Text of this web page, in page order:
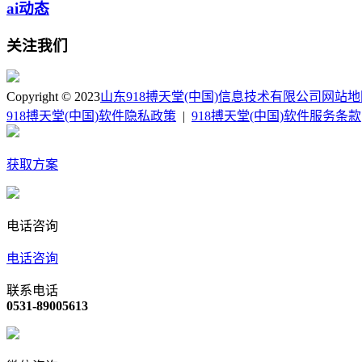
ai动态
关注我们
Copyright © 2023山东918搏天堂(中国)信息技术有限公司 网站
918搏天堂(中国)软件隐私政策
918搏天堂(中国)软件服务条款
获取方案
电话咨询
电话咨询
联系电话
0531-89005613